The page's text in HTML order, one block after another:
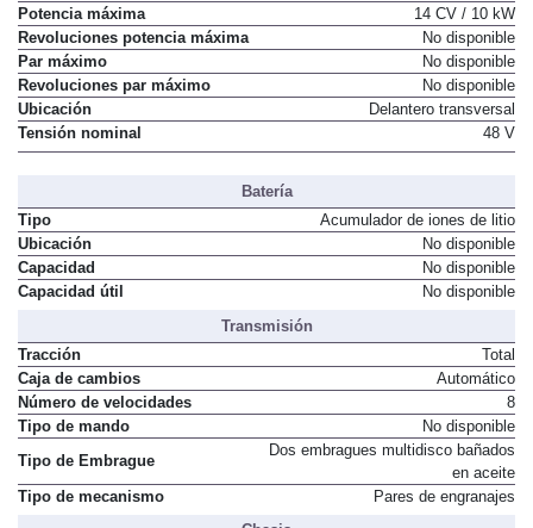
Propósito
Generar corriente eléctrica
Potencia máxima
14 CV / 10 kW
Revoluciones potencia máxima
No disponible
Par máximo
No disponible
Revoluciones par máximo
No disponible
Ubicación
Delantero transversal
Tensión nominal
48 V
Batería
Tipo
Acumulador de iones de litio
Ubicación
No disponible
Capacidad
No disponible
Transmisión
Tracción
Total
Caja de cambios
Automático
Número de velocidades
8
No disponible
Dos embragues multidisco bañados
en aceite